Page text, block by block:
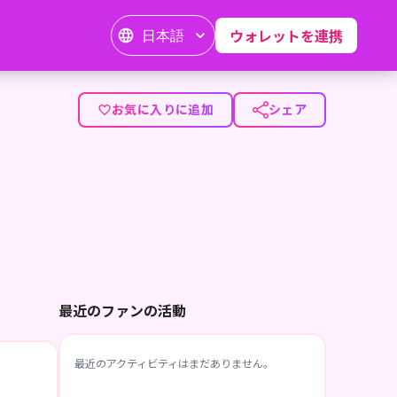
日本語 ウォレットを連携
お気に入りに追加 シェア
最近のファンの活動
最近のアクティビティはまだありません。